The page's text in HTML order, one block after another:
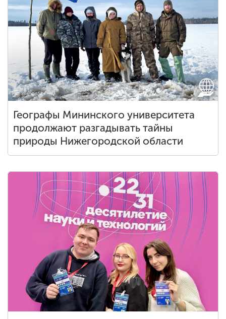
Географы Мининского университета
продолжают разгадывать тайны
природы Нижегородской области